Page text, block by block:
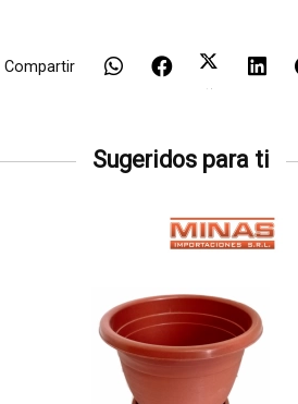
Compartir
Sugeridos para ti